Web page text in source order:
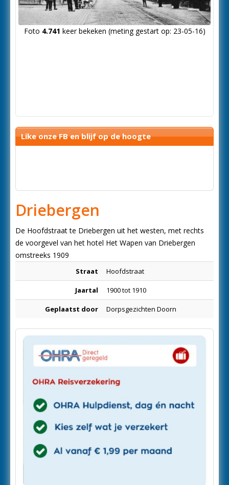
Foto 4.741 keer bekeken (meting gestart op: 23-05-16)
Like onze FB en blijf op de hoogte
Driebergen
De Hoofdstraat te Driebergen uit het westen, met rechts
de voorgevel van het hotel Het Wapen van Driebergen
omstreeks 1909
Straat Hoofdstraat
Jaartal 1900 tot 1910
Geplaatst door Dorpsgezichten Doorn